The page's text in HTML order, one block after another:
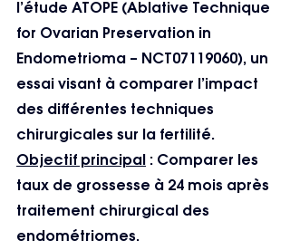
l’étude ATOPE (Ablative Technique
for Ovarian Preservation in
Endometrioma – NCT07119060), un
essai visant à comparer l’impact
des différentes techniques
chirurgicales sur la fertilité.
Objectif principal : Comparer les
taux de grossesse à 24 mois après
traitement chirurgical des
endométriomes.